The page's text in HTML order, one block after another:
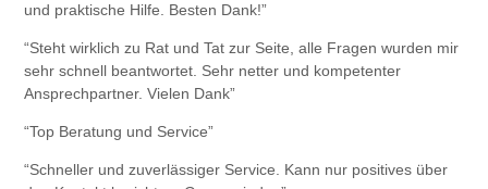
und praktische Hilfe. Besten Dank!”
“Steht wirklich zu Rat und Tat zur Seite, alle Fragen wurden mir
sehr schnell beantwortet. Sehr netter und kompetenter
Ansprechpartner. Vielen Dank”
“Top Beratung und Service”
“Schneller und zuverlässiger Service. Kann nur positives über